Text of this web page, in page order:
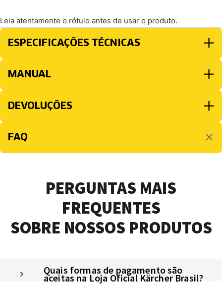
Leia atentamente o rótulo antes de usar o produto.
ESPECIFICAÇÕES TÉCNICAS
MANUAL
DEVOLUÇÕES
FAQ
PERGUNTAS MAIS
FREQUENTES
SOBRE NOSSOS PRODUTOS
Quais formas de pagamento são
aceitas na Loja Oficial Kärcher Brasil?